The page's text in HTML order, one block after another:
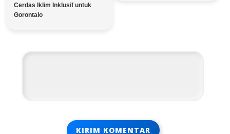
Cerdas Iklim Inklusif untuk
Gorontalo